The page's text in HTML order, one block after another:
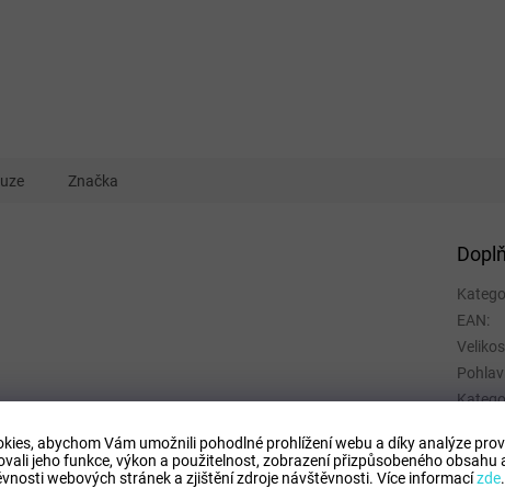
abychom Vám umožnili pohodlné prohlížení webu a díky analýze
jeho funkce, výkon a použitelnost, zobrazení přizpůsobeného obsahu
webových stránek a zjištění zdroje návštěvnosti. Více informacízde.
Značka
EAN:
Barva: